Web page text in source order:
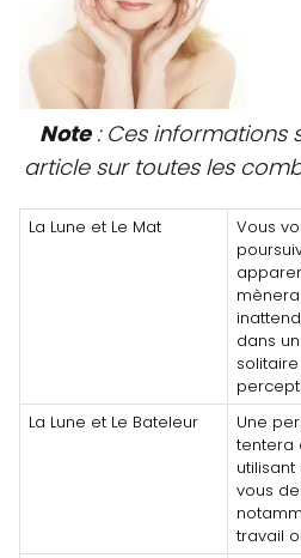
Note: Ces informations
article sur toutes les
La Lune et Le Mat
Vous
dans
La Lune et Le Bateleur
Une
tentera
vous
travail